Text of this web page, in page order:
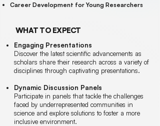
Career Development for Young Researchers
WHAT TO EXPECT
Engaging Presentations
Discover the latest scientific advancements as
scholars share their research across a variety of
disciplines through captivating presentations.
Dynamic Discussion Panels
Participate in panels that tackle the challenges
faced by underrepresented communities in
science and explore solutions to foster a more
inclusive environment.